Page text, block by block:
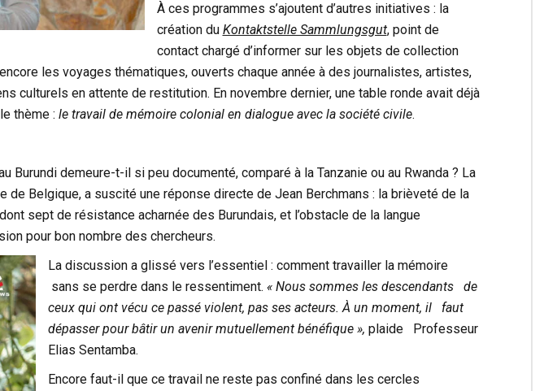
À ces programmes s’ajoutent d’autres initiatives : la
création du Kontaktstelle Sammlungsgut, point de
contact chargé d’informer sur les objets de collection
les voyages thématiques, ouverts chaque année à des journalistes, artistes,
culturels en attente de restitution. En novembre dernier, une table ronde avait déjà
thème : le travail de mémoire colonial en dialogue avec la société civile.
Burundi demeure-t-il si peu documenté, comparé à la Tanzanie ou au Rwanda ? La
de Belgique, a suscité une réponse directe de Jean Berchmans : la brièveté de la
sept de résistance acharnée des Burundais, et l’obstacle de la langue
pour bon nombre des chercheurs.
La discussion a glissé vers l’essentiel : comment travailler la mémoire
sans se perdre dans le ressentiment. « Nous sommes les descendants de
ceux qui ont vécu ce passé violent, pas ses acteurs. À un moment, il faut
dépasser pour bâtir un avenir mutuellement bénéfique », plaide Professeur
Elias Sentamba.
Encore faut-il que ce travail ne reste pas confiné dans les cercles